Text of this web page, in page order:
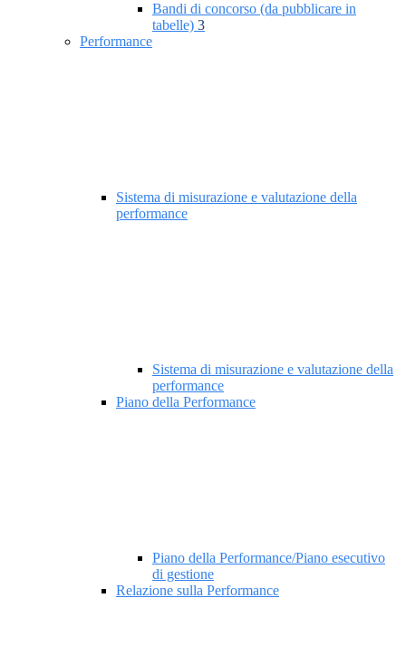
Bandi di concorso (da pubblicare in
tabelle) 3
Performance
Sistema di misurazione e valutazione della
performance
Sistema di misurazione e valutazione della
performance
Piano della Performance
Piano della Performance/Piano esecutivo
di gestione
Relazione sulla Performance